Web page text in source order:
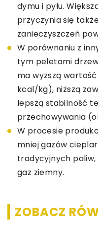
dymu i pyłu.
przyczynia się
zanieczyszczeń
W porównaniu z
tym peletami
ma wyższą wartość
kcal/kg), niższą
lepszą stabilność
przechowywania
W procesie
mniej gazów
tradycyjnych
gaz ziemny.
ZOBACZ